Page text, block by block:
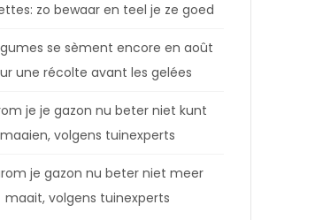
zo bewaar en teel je ze goed
se sèment encore en août
une récolte avant les gelées
je je gazon nu beter niet kunt
maaien, volgens tuinexperts
je gazon nu beter niet meer
maait, volgens tuinexperts